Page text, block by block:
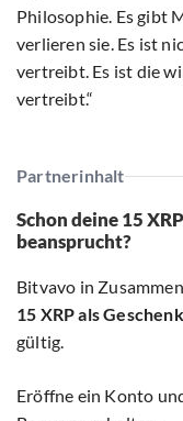
Philosophie. Es gibt
verlieren sie. Es ist
vertreibt. Es ist die
vertreibt.“
Partnerinhalt
Schon deine 15
beansprucht?
Bitvavo in
15 XRP als Geschenk
gültig.
Eröffne ein Konto